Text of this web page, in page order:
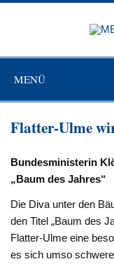
Zum
MENÜ
Flatter-Ulme
Bundesministerin
„Baum des Jahres“
Die Diva unter den
den Titel „Baum des
Flatter-Ulme eine
es sich umso